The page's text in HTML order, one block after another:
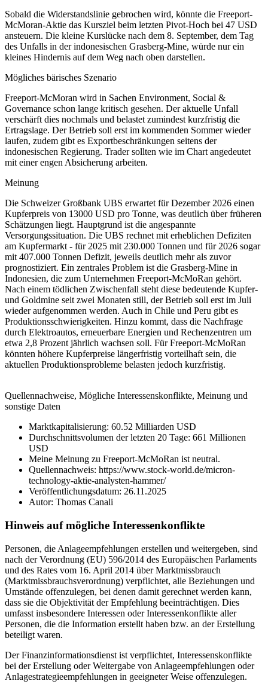
Sobald die Widerstandslinie gebrochen wird, könnte die Freeport-
McMoran-Aktie das Kursziel beim letzten Pivot-Hoch bei 47 USD
ansteuern. Die kleine Kurslücke nach dem 8. September, dem Tag
des Unfalls in der indonesischen Grasberg-Mine, würde nur ein
kleines Hindernis auf dem Weg nach oben darstellen.
Mögliches bärisches Szenario
Freeport-McMoran wird in Sachen Environment, Social &
Governance schon lange kritisch gesehen. Der aktuelle Unfall
verschärft dies nochmals und belastet zumindest kurzfristig die
Ertragslage. Der Betrieb soll erst im kommenden Sommer wieder
laufen, zudem gibt es Exportbeschränkungen seitens der
indonesischen Regierung. Trader sollten wie im Chart angedeutet
mit einer engen Absicherung arbeiten.
Meinung
Die Schweizer Großbank UBS erwartet für Dezember 2026 einen
Kupferpreis von 13000 USD pro Tonne, was deutlich über früheren
Schätzungen liegt. Hauptgrund ist die angespannte
Versorgungssituation. Die UBS rechnet mit erheblichen Defiziten
am Kupfermarkt - für 2025 mit 230.000 Tonnen und für 2026 sogar
mit 407.000 Tonnen Defizit, jeweils deutlich mehr als zuvor
prognostiziert. Ein zentrales Problem ist die Grasberg-Mine in
Indonesien, die zum Unternehmen Freeport-McMoRan gehört.
Nach einem tödlichen Zwischenfall steht diese bedeutende Kupfer-
und Goldmine seit zwei Monaten still, der Betrieb soll erst im Juli
wieder aufgenommen werden. Auch in Chile und Peru gibt es
Produktionsschwierigkeiten. Hinzu kommt, dass die Nachfrage
durch Elektroautos, erneuerbare Energien und Rechenzentren um
etwa 2,8 Prozent jährlich wachsen soll. Für Freeport-McMoRan
könnten höhere Kupferpreise längerfristig vorteilhaft sein, die
aktuellen Produktionsprobleme belasten jedoch kurzfristig.
Quellennachweise, Mögliche Interessenskonflikte, Meinung und
sonstige Daten
Marktkapitalisierung: 60.52 Milliarden USD
Durchschnittsvolumen der letzten 20 Tage: 661 Millionen
USD
Meine Meinung zu Freeport-McMoRan ist neutral.
Quellennachweis: https://www.stock-world.de/micron-
technology-aktie-analysten-hammer/
Veröffentlichungsdatum: 26.11.2025
Autor: Thomas Canali
Hinweis auf mögliche Interessenkonflikte
Personen, die Anlageempfehlungen erstellen und weitergeben, sind
nach der Verordnung (EU) 596/2014 des Europäischen Parlaments
und des Rates vom 16. April 2014 über Marktmissbrauch
(Marktmissbrauchsverordnung) verpflichtet, alle Beziehungen und
Umstände offenzulegen, bei denen damit gerechnet werden kann,
dass sie die Objektivität der Empfehlung beeinträchtigen. Dies
umfasst insbesondere Interessen oder Interessenkonflikte aller
Personen, die die Information erstellt haben bzw. an der Erstellung
beteiligt waren.
Der Finanzinformationsdienst ist verpflichtet, Interessenskonflikte
bei der Erstellung oder Weitergabe von Anlageempfehlungen oder
Anlagestrategieempfehlungen in geeigneter Weise offenzulegen.